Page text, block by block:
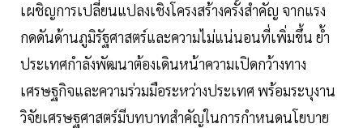
เผชิญการเปลี่ยนแปลงเชิงโครงสร้างครั้งสำคัญ จากแรง
กดดันด้านภูมิรัฐศาสตร์และความไม่แน่นอนที่เพิ่มขึ้น ย้ำ
ประเทศกำลังพัฒนาต้องเดินหน้าความเปิดกว้างทาง
เศรษฐกิจและความร่วมมือระหว่างประเทศ พร้อมระบุงาน
วิจัยเศรษฐศาสตร์มีบทบาทสำคัญในการกำหนดนโยบาย